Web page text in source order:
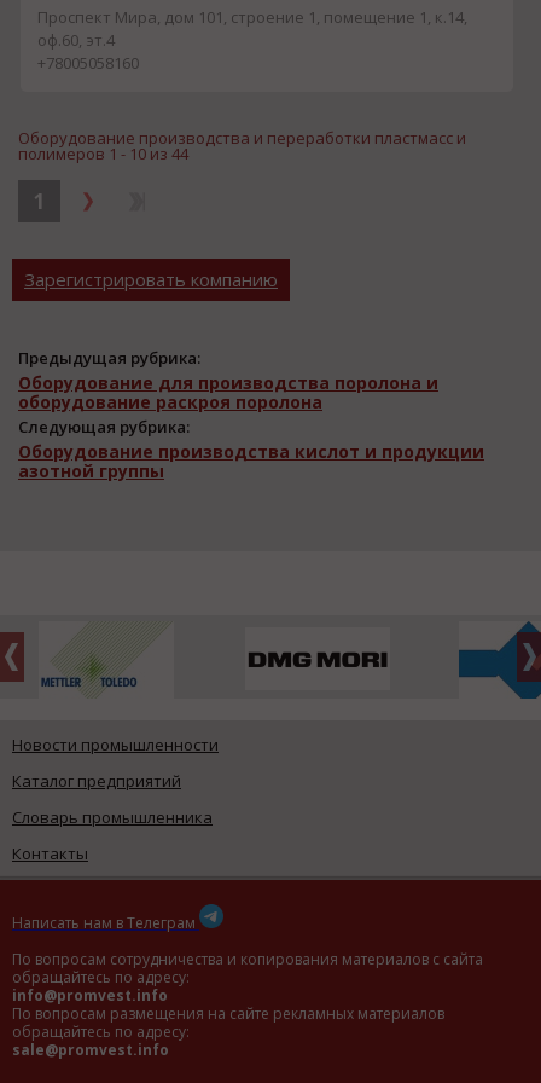
Проспект Мира, дом 101, строение 1, помещение 1, к.14,
оф.60, эт.4
+78005058160
Оборудование производства и переработки пластмасс и
полимеров 1 - 10 из 44
1
Зарегистрировать компанию
Предыдущая рубрика:
Оборудование для производства поролона и
оборудование раскроя поролона
Следующая рубрика:
Оборудование производства кислот и продукции
азотной группы
Новости промышленности
Каталог предприятий
Словарь промышленника
Контакты
Написать нам в Телеграм
По вопросам сотрудничества и копирования материалов с сайта
обращайтесь по адресу:
info@promvest.info
По вопросам размещения на сайте рекламных материалов
обращайтесь по адресу:
sale@promvest.info